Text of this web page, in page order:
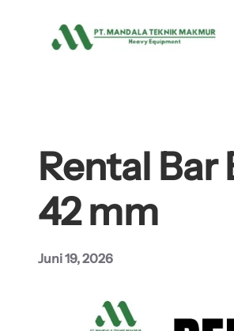
Rental
42 mm
Juni 19, 2026